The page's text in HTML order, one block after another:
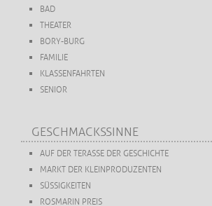
BAD
THEATER
BORY-BURG
FAMILIE
KLASSENFAHRTEN
SENIOR
GESCHMACKSSINNE
AUF DER TERASSE DER GESCHICHTE
MARKT DER KLEINPRODUZENTEN
SÜSSIGKEITEN
ROSMARIN PREIS